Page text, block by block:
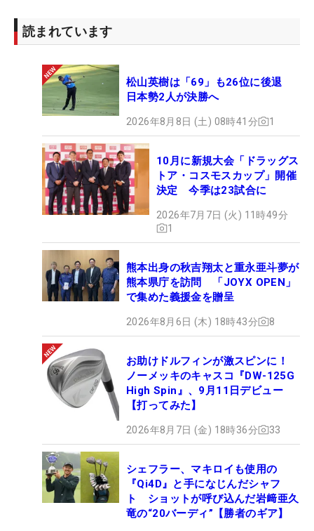
読まれています
松山英樹は「69」も26位に後退
日本勢2人が決勝へ
2026年8月8日 (土) 08時41分 1
10月に新規大会「ドラッグス
トア・コスモスカップ」開催
決定 今季は23試合に
2026年7月7日 (火) 11時49分
1
熊本出身の秋吉翔太と重永亜斗夢が
熊本県庁を訪問 「JOYX OPEN」
で集めた義援金を贈呈
2026年8月6日 (木) 18時43分 8
お助けドルフィンが激スピンに！
ノーメッキのキャスコ『DW-125G
High Spin』、9月11日デビュー
【打ってみた】
2026年8月7日 (金) 18時36分 33
シェフラー、マキロイも使用の
『Qi4D』と手になじんだシャフ
ト ショットが呼び込んだ岩﨑亜久
竜の“20バーディ”【勝者のギア】